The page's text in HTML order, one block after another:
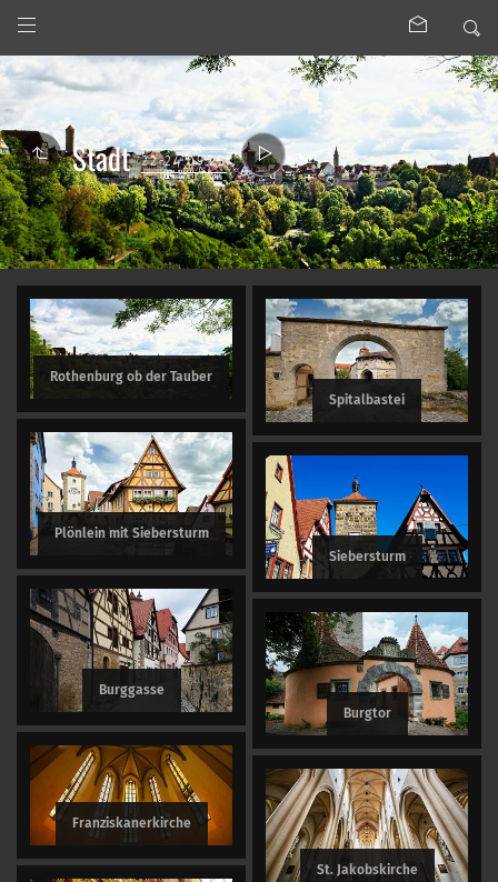
Stadt 22-24.09.23
Rothenburg ob der Tauber
Spitalbastei
Plönlein mit Siebersturm
Siebersturm
Burggasse
Burgtor
Franziskanerkirche
St. Jakobskirche